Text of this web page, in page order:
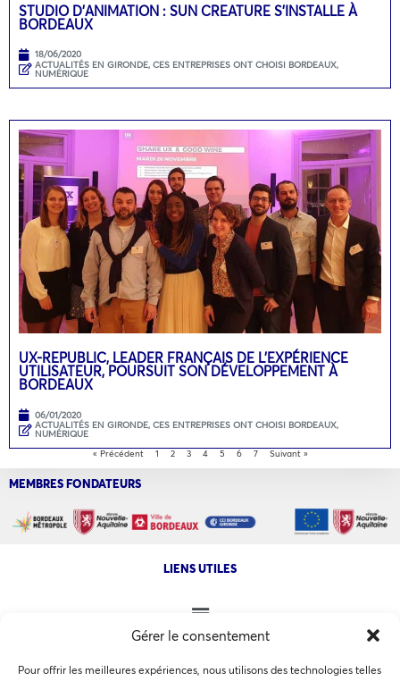
Gérer le consentement
Pour offrir les meilleures expériences, nous utilisons des technologies telles
STUDIO D’ANIMATION : SUN CREATURE S’INSTALLE À
BORDEAUX
18/06/2020
ACTUALITÉS EN GIRONDE, CES ENTREPRISES ONT CHOISI BORDEAUX,
NUMÉRIQUE
UX-REPUBLIC, LEADER FRANÇAIS DE L’EXPÉRIENCE
UTILISATEUR, POURSUIT SON DÉVELOPPEMENT À
BORDEAUX
06/01/2020
ACTUALITÉS EN GIRONDE, CES ENTREPRISES ONT CHOISI BORDEAUX,
NUMÉRIQUE
« Précédent
1 2 3 4 5 6 7 Suivant »
MEMBRES FONDATEURS
LIENS UTILES